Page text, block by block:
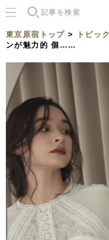
東京原宿トップ > トピッ
ンが魅力的 個……